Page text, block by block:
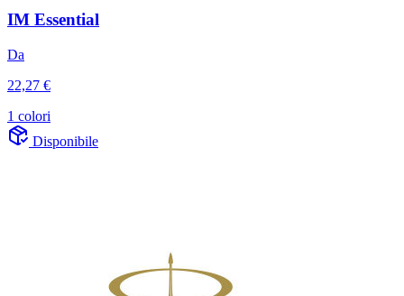
IM Essential
Da
22,27 €
1 colori
Disponibile